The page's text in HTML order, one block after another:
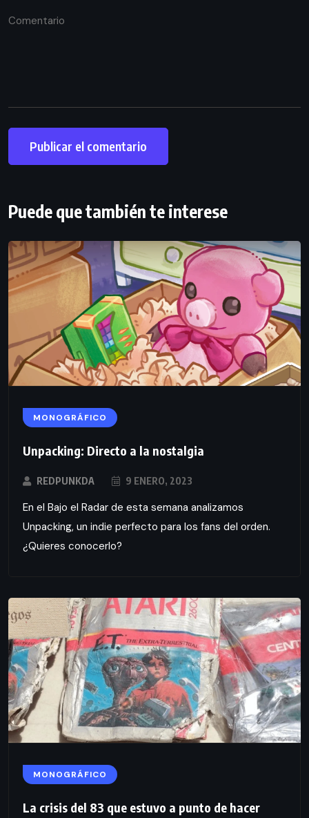
Puede que también te interese
MONOGRÁFICO
Unpacking: Directo a la nostalgia
REDPUNKDA 9 ENERO, 2023
En el Bajo el Radar de esta semana analizamos
Unpacking, un indie perfecto para los fans del orden.
¿Quieres conocerlo?
MONOGRÁFICO
La crisis del 83 que estuvo a punto de hacer